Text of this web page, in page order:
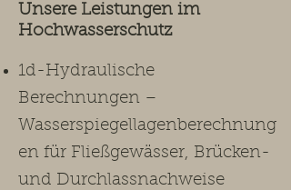
Unsere Leistungen im
Hochwasserschutz ​
1d-Hydraulische
Berechnungen –
Wasserspiegellagenberechnung
en für Fließgewässer, Brücken-
und Durchlassnachweise